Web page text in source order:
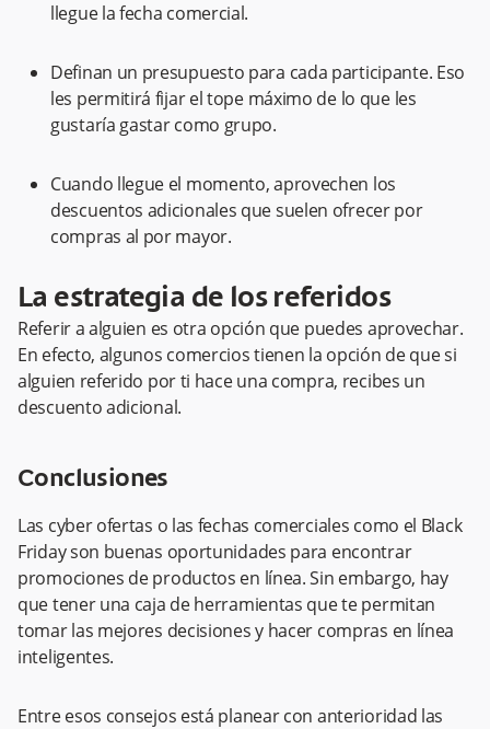
llegue la fecha comercial.
Definan un presupuesto para cada participante. Eso
les permitirá fijar el tope máximo de lo que les
gustaría gastar como grupo.
Cuando llegue el momento, aprovechen los
descuentos adicionales que suelen ofrecer por
compras al por mayor.
La estrategia de los referidos
Referir a alguien es otra opción que puedes aprovechar.
En efecto, algunos comercios tienen la opción de que si
alguien referido por ti hace una compra, recibes un
descuento adicional.
Conclusiones
Las cyber ofertas o las fechas comerciales como el Black
Friday son buenas oportunidades para encontrar
promociones de productos en línea. Sin embargo, hay
que tener una caja de herramientas que te permitan
tomar las mejores decisiones y hacer compras en línea
inteligentes.
Entre esos consejos está planear con anterioridad las